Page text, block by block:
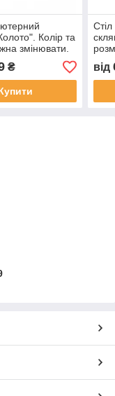
Колір та
змінювати.
₴ від